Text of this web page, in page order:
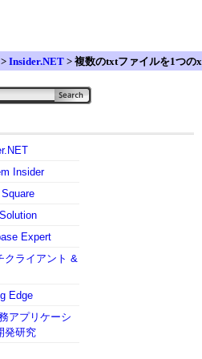
> Insider.NET > 複数のtxtファイルを1つのx
Insider
Expert
クライアント &
Edge
アプリケーシ
発研究